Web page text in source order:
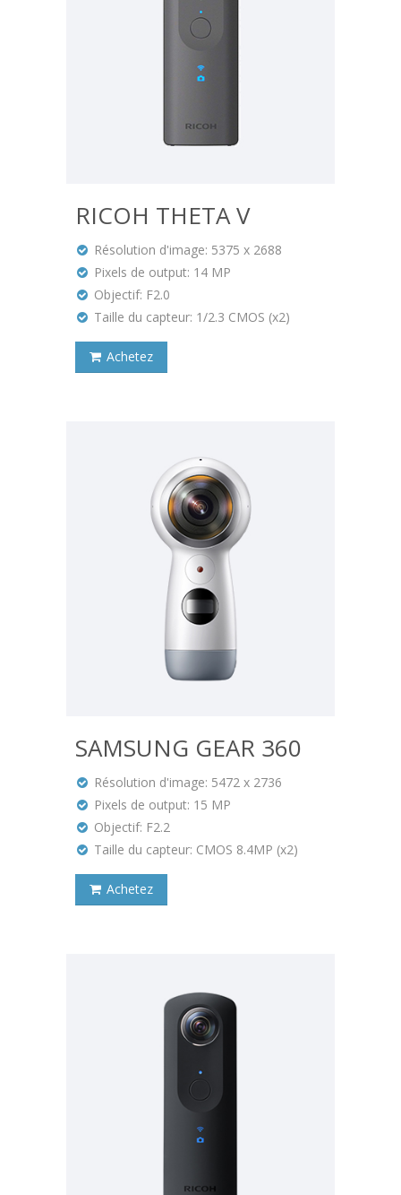
RICOH THETA V
Résolution d'image: 5375 x 2688
Pixels de output: 14 MP
Objectif: F2.0
Taille du capteur: 1/2.3 CMOS (x2)
Achetez
SAMSUNG GEAR 360
Résolution d'image: 5472 x 2736
Pixels de output: 15 MP
Objectif: F2.2
Taille du capteur: CMOS 8.4MP (x2)
Achetez